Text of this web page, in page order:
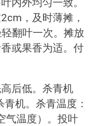
内外均匀一致。
，及时薄摊，
翻叶一次。摊放
或果香为适。付
后低。杀青机
机。杀青温度：
气温度）。投叶